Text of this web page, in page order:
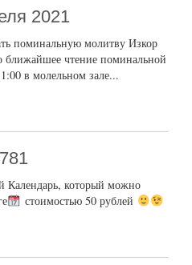
2021
поминальную молитву Изкор
чтение поминальной
в молельном зале...
Календарь, который можно
стоимостью 50 рублей